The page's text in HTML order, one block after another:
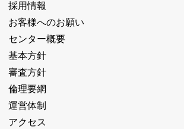
採用情報
お客様へのお願い
センター概要
基本方針
審査方針
倫理要網
運営体制
アクセス